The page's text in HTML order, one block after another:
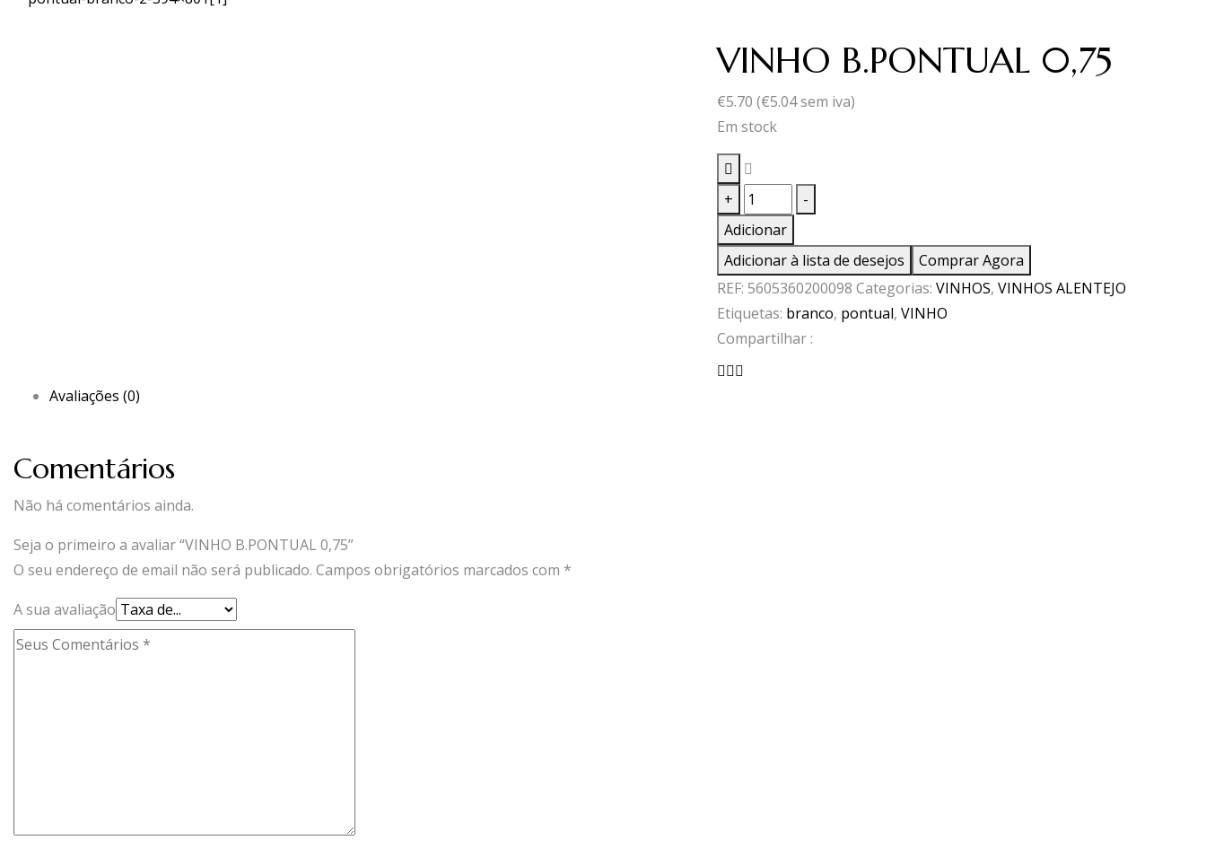
VINHO B.PONTUAL 0,75
€5.70 (€5.04sem iva)
Em stock
+
Quantidade
de
VINHO
B.PONTUAL
0,75
-
Adicionar
Adicionar à lista de desejos
Comprar Agora
REF: 5605360200098 Categorias: VINHOS, VINHOS ALENTEJO
Etiquetas: branco, pontual, VINHO
Compartilhar :
Avaliações (0)
Comentários
Não há comentários ainda.
Seja o primeiro a avaliar “VINHO B.PONTUAL 0,75”
O seu endereço de email não será publicado. Campos obrigatórios marcados com *
A sua avaliação